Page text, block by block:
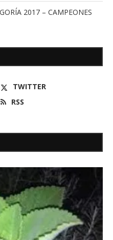
2017 – CAMPEONES
TWITTER
RSS